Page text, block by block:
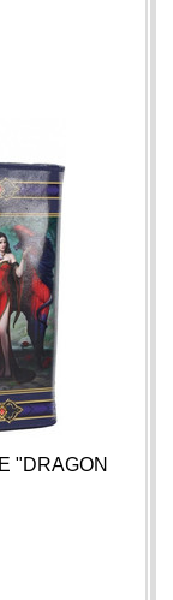
"DRAGON